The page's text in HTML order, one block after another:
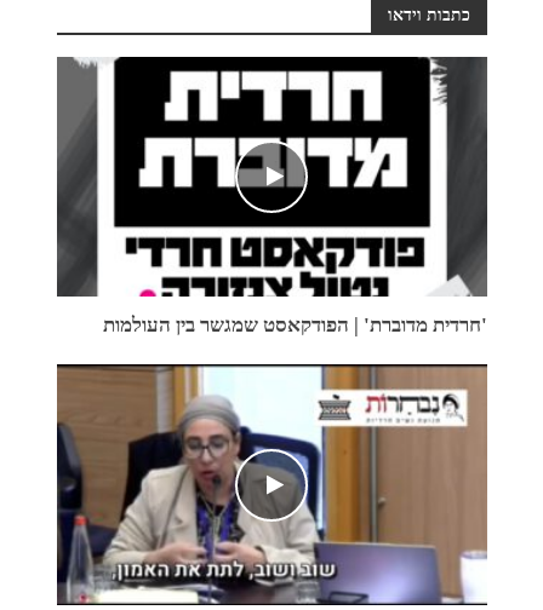
כתבות וידאו
'חרדית מדוברת' | הפודקאסט שמגשר בין העולמות